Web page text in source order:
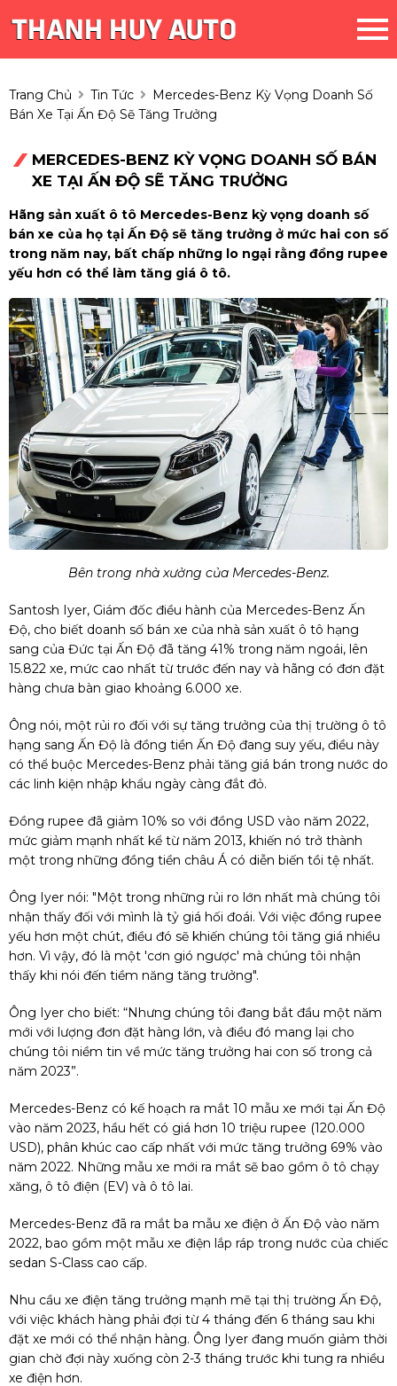
Trang Chủ Tin Tức
Mercedes-Benz Kỳ Vọng Doanh Số
Bán Xe Tại Ấn Độ Sẽ Tăng Trưởng
MERCEDES-BENZ KỲ VỌNG DOANH SỐ BÁN
XE TẠI ẤN ĐỘ SẼ TĂNG TRƯỞNG
Hãng sản xuất ô tô Mercedes-Benz kỳ vọng doanh số
bán xe của họ tại Ấn Độ sẽ tăng trưởng ở mức hai con số
trong năm nay, bất chấp những lo ngại rằng đồng rupee
yếu hơn có thể làm tăng giá ô tô.
Bên trong nhà xưởng của Mercedes-Benz.
Santosh Iyer, Giám đốc điều hành của Mercedes-Benz Ấn
Độ, cho biết doanh số bán xe của nhà sản xuất ô tô hạng
sang của Đức tại Ấn Độ đã tăng 41% trong năm ngoái, lên
15.822 xe, mức cao nhất từ trước đến nay và hãng có đơn đặt
hàng chưa bàn giao khoảng 6.000 xe.
Ông nói, một rủi ro đối với sự tăng trưởng của thị trường ô tô
hạng sang Ấn Độ là đồng tiền Ấn Độ đang suy yếu, điều này
có thể buộc Mercedes-Benz phải tăng giá bán trong nước do
các linh kiện nhập khẩu ngày càng đắt đỏ.
Đồng rupee đã giảm 10% so với đồng USD vào năm 2022,
mức giảm mạnh nhất kể từ năm 2013, khiến nó trở thành
một trong những đồng tiền châu Á có diễn biến tồi tệ nhất.
Ông Iyer nói: "Một trong những rủi ro lớn nhất mà chúng tôi
nhận thấy đối với mình là tỷ giá hối đoái. Với việc đồng rupee
yếu hơn một chút, điều đó sẽ khiến chúng tôi tăng giá nhiều
hơn. Vì vậy, đó là một 'cơn gió ngược' mà chúng tôi nhận
thấy khi nói đến tiềm năng tăng trưởng".
Ông Iyer cho biết: “Nhưng chúng tôi đang bắt đầu một năm
mới với lượng đơn đặt hàng lớn, và điều đó mang lại cho
chúng tôi niềm tin về mức tăng trưởng hai con số trong cả
năm 2023”.
Mercedes-Benz có kế hoạch ra mắt 10 mẫu xe mới tại Ấn Độ
vào năm 2023, hầu hết có giá hơn 10 triệu rupee (120.000
USD), phân khúc cao cấp nhất với mức tăng trưởng 69% vào
năm 2022. Những mẫu xe mới ra mắt sẽ bao gồm ô tô chạy
xăng, ô tô điện (EV) và ô tô lai.
Mercedes-Benz đã ra mắt ba mẫu xe điện ở Ấn Độ vào năm
2022, bao gồm một mẫu xe điện lắp ráp trong nước của chiếc
sedan S-Class cao cấp.
Nhu cầu xe điện tăng trưởng mạnh mẽ tại thị trường Ấn Độ,
với việc khách hàng phải đợi từ 4 tháng đến 6 tháng sau khi
đặt xe mới có thể nhận hàng. Ông Iyer đang muốn giảm thời
gian chờ đợi này xuống còn 2-3 tháng trước khi tung ra nhiều
xe điện hơn.